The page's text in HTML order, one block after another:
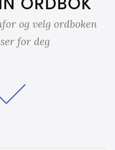
og velg ordboken
for deg